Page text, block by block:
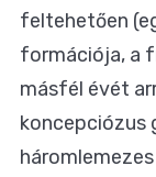
feltehetően
formációja, a
másfél évét
koncepciózus